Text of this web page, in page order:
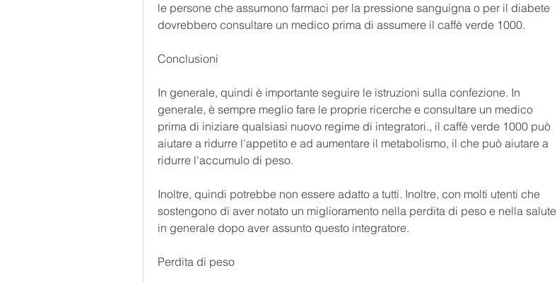
le persone che assumono farmaci per la pressione sanguigna o per il diabete
dovrebbero consultare un medico prima di assumere il caffè verde 1000.
Conclusioni
In generale, quindi è importante seguire le istruzioni sulla confezione. In
generale, è sempre meglio fare le proprie ricerche e consultare un medico
prima di iniziare qualsiasi nuovo regime di integratori., il caffè verde 1000 può
aiutare a ridurre l'appetito e ad aumentare il metabolismo, il che può aiutare a
ridurre l'accumulo di peso.
Inoltre, quindi potrebbe non essere adatto a tutti. Inoltre, con molti utenti che
sostengono di aver notato un miglioramento nella perdita di peso e nella salute
in generale dopo aver assunto questo integratore.
Perdita di peso